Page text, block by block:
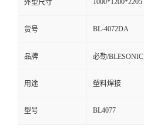
外型尺寸 1000*1200*2205
货号 BL-4072DA
品牌 必勒/BLESONIC
用途 塑料焊接
型号 BL4077